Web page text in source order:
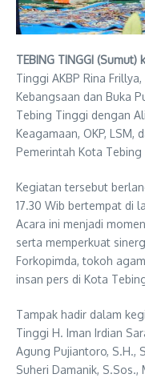
TEBING TINGGI
Tinggi AKBP Rina
Kebangsaan dan Buka
Tebing Tinggi dengan
Keagamaan, OKP,
Pemerintah Kota Tebing
Kegiatan tersebut
17.30 Wib bertempat di
Acara ini menjadi
serta memperkuat
Forkopimda, tokoh
insan pers di Kota
Tampak hadir dalam
Tinggi H. Iman Irdian
Agung Pujiantoro, S.H.,
Suheri Damanik, S.Sos.,